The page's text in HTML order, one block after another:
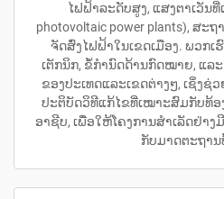
ໄຟຟ້າລະດັບສູງ, ແສງຕາເວັນ
photovoltaic power plants), ສະ
ຈັດສົ່ງໄຟຟ້າໃນເຂດເມືອງ. ພວກເ
ເຕັກນິກ, ຂໍ້ກຳນົດດ້ານກົດໝາຍ, ແລ
ຂອງປະເທດແລະເຂດຕ່າງໆ, ເຊິ່ງຊ່
ປະຕິບັດວິທີແກ້ໄຂທີ່ເໝາະສົມກັບທ້
ອາຊີບ, ເພື່ອໃຫ້ໂຄງການສຳເລັດຢ່າ
ກັບມາດຕະຖານ